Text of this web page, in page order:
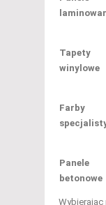
Tapety
winylowe
Farby
Panele
betonowe
Wybierając